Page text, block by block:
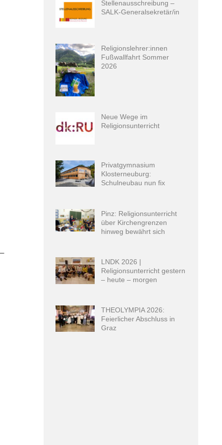
Stellenausschreibung –
SALK-Generalsekretär/in
Religionslehrer:innen
Fußwallfahrt Sommer
2026
Neue Wege im
Religionsunterricht
Privatgymnasium
Klosterneuburg:
Schulneubau nun fix
Pinz: Religionsunterricht
über Kirchengrenzen
hinweg bewährt sich
LNDK 2026 |
Religionsunterricht gestern
– heute – morgen
THEOLYMPIA 2026:
Feierlicher Abschluss in
Graz